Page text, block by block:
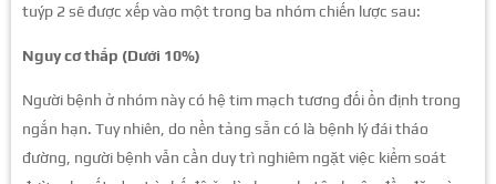
tuýp 2 sẽ được xếp vào một trong ba nhóm chiến lược sau:
Nguy cơ thấp (Dưới 10%)
Người bệnh ở nhóm này có hệ tim mạch tương đối ổn định trong
ngắn hạn. Tuy nhiên, do nền tảng sẵn có là bệnh lý đái tháo
đường, người bệnh vẫn cần duy trì nghiêm ngặt việc kiểm soát